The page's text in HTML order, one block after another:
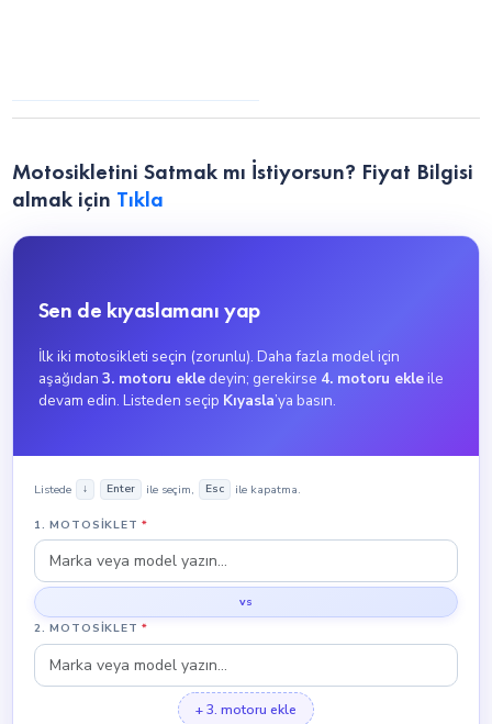
Motosikletini Satmak mı İstiyorsun? Fiyat Bilgisi
almak için Tıkla
Sen de kıyaslamanı yap
İlk iki motosikleti seçin (zorunlu). Daha fazla model için
aşağıdan 3. motoru ekledeyin; gerekirse 4. motoru ekleile
devam edin. Listeden seçip Kıyasla’ya basın.
Listede ↓ Enter ile seçim, Esc ile kapatma.
1. MOTOSIKLET*
vs
2. MOTOSIKLET*
+ 3. motoru ekle